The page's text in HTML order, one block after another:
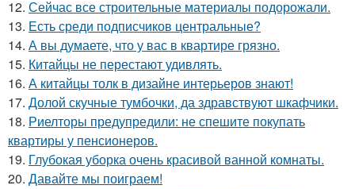
12. Сейчас все строительные материалы подорожали.
13. Есть среди подписчиков центральные?
14. А вы думаете, что у вас в квартире грязно.
15. Китайцы не перестают удивлять.
16. А китайцы толк в дизайне интерьеров знают!
17. Долой скучные тумбочки, да здравствуют шкафчики.
18. Риелторы предупредили: не спешите покупать
квартиры у пенсионеров.
19. Глубокая уборка очень красивой ванной комнаты.
20. Давайте мы поиграем!